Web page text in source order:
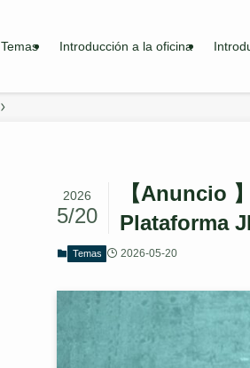
Temas Introducción a la oficina
【Anuncio
Plataforma
2026
5/20
Temas 2026-05-20